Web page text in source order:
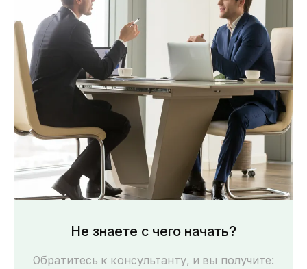
Не знаете с чего начать?
Обратитесь к консультанту, и вы получите: